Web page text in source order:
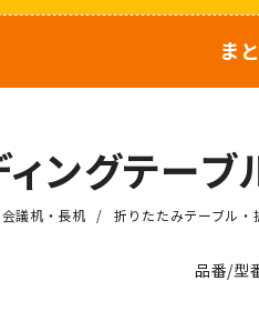
ま
ィングテー
議机・長机 折りたたみテーブル・
品番/型